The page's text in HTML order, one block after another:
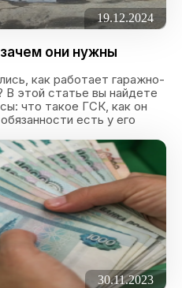
19.12.2024
они нужны
как работает гаражно-
В этой статье вы найдете
что такое ГСК, как он
есть у его
30.11.2023